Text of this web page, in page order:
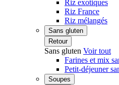
Riz exotiques
Riz France
Riz mélangés
Sans gluten
Retour
Sans gluten Voir tout
Farines et mix
Petit-déjeuner
Soupes